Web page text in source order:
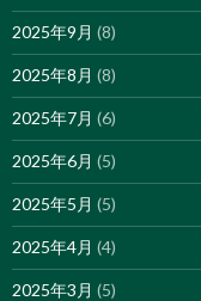
2025年9月 (8)
2025年8月 (8)
2025年7月 (6)
2025年6月 (5)
2025年5月 (5)
2025年4月 (4)
2025年3月 (5)